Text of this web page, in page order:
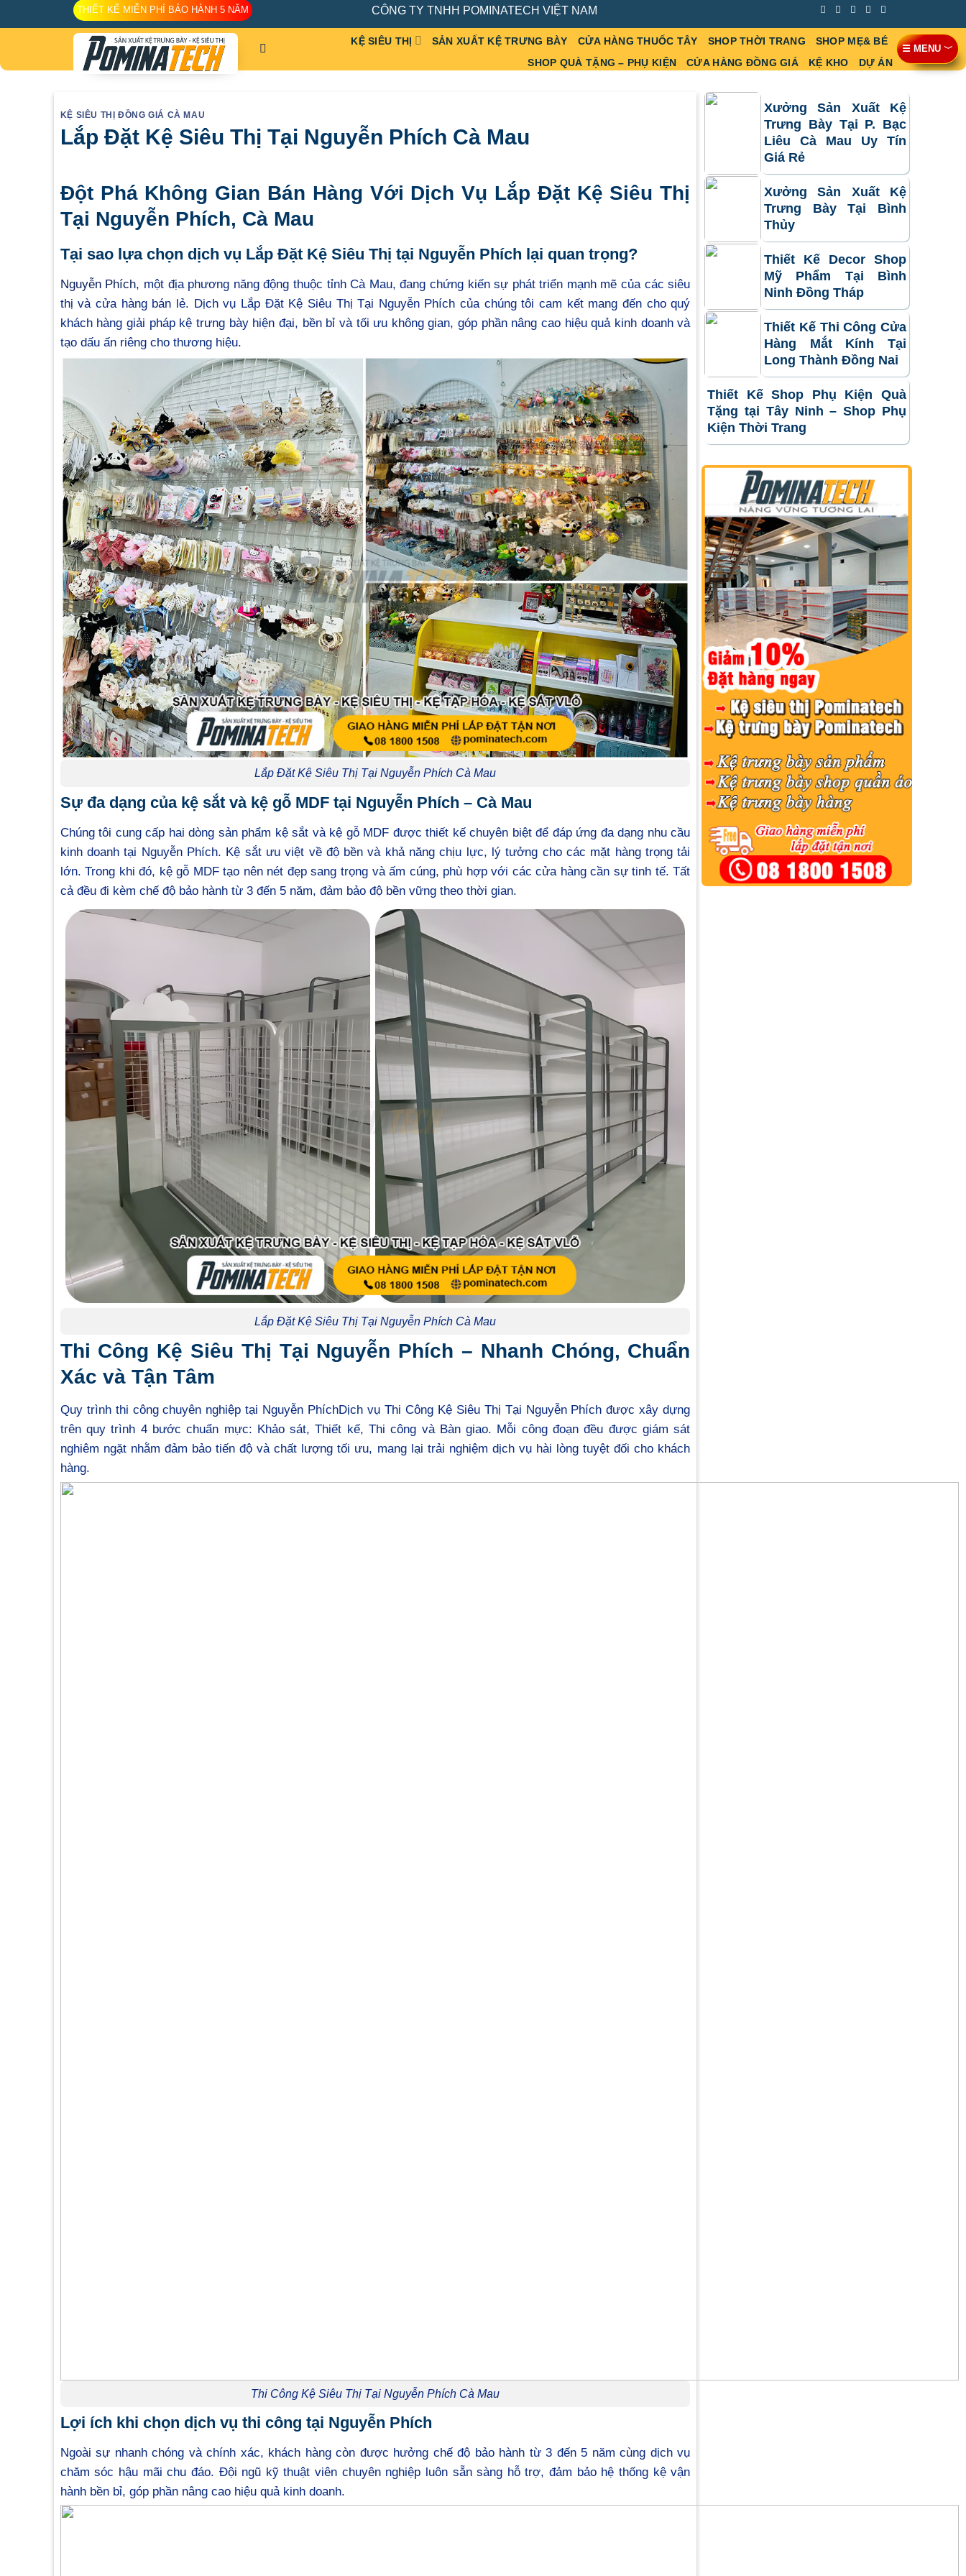
to
THIẾT KẾ MIỄN PHÍ BẢO HÀNH 5 NĂM CÔNG TY TNHH POMINATECH VIỆT NAM
KỆ SIÊU THỊ SẢN XUẤT KỆ TRƯNG BÀY CỬA HÀNG THUỐC TÂY SHOP THỜI TRANG
SHOP MẸ& BÉ
SHOP QUÀ TẶNG – PHỤ KIỆN
CỬA HÀNG ĐỒNG GIÁ KỆ KHO DỰ ÁN
KỆ SIÊU THỊ ĐỒNG GIÁ CÀ MAU
Lắp Đặt Kệ Siêu Thị Tại Nguyễn Phích Cà Mau
Đột Phá Không Gian Bán Hàng Với Dịch Vụ Lắp Đặt Kệ Siêu Thị
Tại Nguyễn Phích, Cà Mau
Tại sao lựa chọn dịch vụ Lắp Đặt Kệ Siêu Thị tại Nguyễn Phích lại quan trọng?
Nguyễn Phích, một địa phương năng động thuộc tỉnh Cà Mau, đang chứng kiến sự phát triển mạnh mẽ của các siêu
thị và cửa hàng bán lẻ. Dịch vụ Lắp Đặt Kệ Siêu Thị Tại Nguyễn Phích của chúng tôi cam kết mang đến cho quý
khách hàng giải pháp kệ trưng bày hiện đại, bền bỉ và tối ưu không gian, góp phần nâng cao hiệu quả kinh doanh và
tạo dấu ấn riêng cho thương hiệu.
Lắp Đặt Kệ Siêu Thị Tại Nguyễn Phích Cà Mau
Sự đa dạng của kệ sắt và kệ gỗ MDF tại Nguyễn Phích – Cà Mau
Chúng tôi cung cấp hai dòng sản phẩm kệ sắt và kệ gỗ MDF được thiết kế chuyên biệt để đáp ứng đa dạng nhu cầu
kinh doanh tại Nguyễn Phích. Kệ sắt ưu việt về độ bền và khả năng chịu lực, lý tưởng cho các mặt hàng trọng tải
lớn. Trong khi đó, kệ gỗ MDF tạo nên nét đẹp sang trọng và ấm cúng, phù hợp với các cửa hàng cần sự tinh tế. Tất
cả đều đi kèm chế độ bảo hành từ 3 đến 5 năm, đảm bảo độ bền vững theo thời gian.
Lắp Đặt Kệ Siêu Thị Tại Nguyễn Phích Cà Mau
Thi Công Kệ Siêu Thị Tại Nguyễn Phích – Nhanh Chóng, Chuẩn
Xác và Tận Tâm
Quy trình thi công chuyên nghiệp tại Nguyễn PhíchDịch vụ Thi Công Kệ Siêu Thị Tại Nguyễn Phích được xây dựng
trên quy trình 4 bước chuẩn mực: Khảo sát, Thiết kế, Thi công và Bàn giao. Mỗi công đoạn đều được giám sát
nghiêm ngặt nhằm đảm bảo tiến độ và chất lượng tối ưu, mang lại trải nghiệm dịch vụ hài lòng tuyệt đối cho khách
hàng.
Thi Công Kệ Siêu Thị Tại Nguyễn Phích Cà Mau
Lợi ích khi chọn dịch vụ thi công tại Nguyễn Phích
Ngoài sự nhanh chóng và chính xác, khách hàng còn được hưởng chế độ bảo hành từ 3 đến 5 năm cùng dịch vụ
chăm sóc hậu mãi chu đáo. Đội ngũ kỹ thuật viên chuyên nghiệp luôn sẵn sàng hỗ trợ, đảm bảo hệ thống kệ vận
hành bền bỉ, góp phần nâng cao hiệu quả kinh doanh.
Xưởng Sản Xuất Kệ
Trưng Bày Tại P. Bạc
Liêu Cà Mau Uy Tín
Giá Rẻ
Xưởng Sản Xuất Kệ
Trưng Bày Tại Bình
Thủy
Thiết Kế Decor Shop
Mỹ Phẩm Tại Bình
Ninh Đồng Tháp
Thiết Kế Thi Công Cửa
Hàng Mắt Kính Tại
Long Thành Đồng Nai
Thiết Kế Shop Phụ Kiện Quà
Tặng tại Tây Ninh – Shop Phụ
Kiện Thời Trang
☰ MENU ﹀